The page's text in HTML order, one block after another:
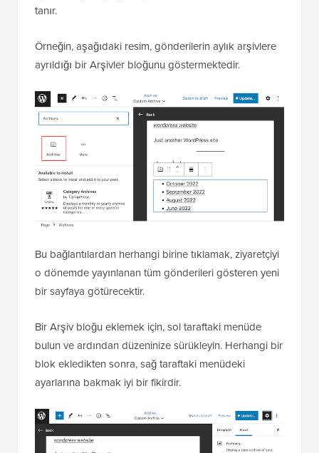
tanır.
Örneğin, aşağıdaki resim, gönderilerin aylık arşivlere
ayrıldığı bir Arşivler bloğunu göstermektedir.
Bu bağlantılardan herhangi birine tıklamak, ziyaretçiyi
o dönemde yayınlanan tüm gönderileri gösteren yeni
bir sayfaya götürecektir.
Bir Arşiv bloğu eklemek için, sol taraftaki menüde
bulun ve ardından düzeninize sürükleyin. Herhangi bir
blok ekledikten sonra, sağ taraftaki menüdeki
ayarlarına bakmak iyi bir fikirdir.